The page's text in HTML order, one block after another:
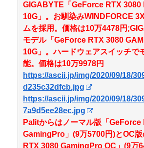
GIGABYTE「GeForce RTX 3080
10G」。お馴染みWINDFORCE
ムを採用。価格は10万4478円
モデル「GeForce RTX 3080
10G」。ハードウェアスイッチで
能。価格は10万9978円
https://ascii.jp/img/2020/09/18/
d235c32dfcb.jpg
https://ascii.jp/img/2020/09/18/
7a9d5ee28ec.jpg
Palitからはノーマル版「GeForce
GamingPro」(9万5700円)とOC
RTX 3080 GamingPro OC」(9万